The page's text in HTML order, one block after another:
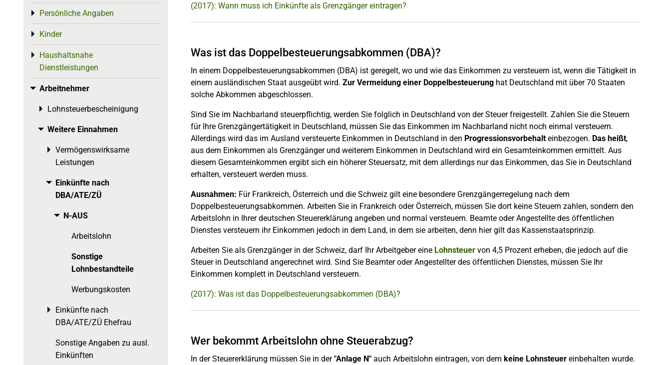
(2017): Wann muss ich Einkünfte als Grenzgänger eintragen?
Was ist das Doppelbesteuerungsabkommen (DBA)?
In einem Doppelbesteuerungsabkommen (DBA) ist geregelt, wo und wie das Einkommen zu versteuern ist, wenn die Tätigkeit in
einem ausländischen Staat ausgeübt wird. Zur Vermeidung einer Doppelbesteuerung hat Deutschland mit über 70 Staaten
solche Abkommen abgeschlossen.
Sind Sie im Nachbarland steuerpflichtig, werden Sie folglich in Deutschland von der Steuer freigestellt. Zahlen Sie die Steuern
für Ihre Grenzgängertätigkeit in Deutschland, müssen Sie das Einkommen im Nachbarland nicht noch einmal versteuern.
Allerdings wird das im Ausland versteuerte Einkommen in Deutschland in den Progressionsvorbehalteinbezogen. Das heißt,
aus dem Einkommen als Grenzgänger und weiterem Einkommen in Deutschland wird ein Gesamteinkommen ermittelt. Aus
diesem Gesamteinkommen ergibt sich ein höherer Steuersatz, mit dem allerdings nur das Einkommen, das Sie in Deutschland
erhalten, versteuert werden muss.
Ausnahmen: Für Frankreich, Österreich und die Schweiz gilt eine besondere Grenzgängerregelung nach dem
Doppelbesteuerungsabkommen. Arbeiten Sie in Frankreich oder Österreich, müssen Sie dort keine Steuern zahlen, sondern den
Arbeitslohn in Ihrer deutschen Steuererklärung angeben und normal versteuern. Beamte oder Angestellte des öffentlichen
Dienstes versteuern ihr Einkommen jedoch in dem Land, in dem sie arbeiten, denn hier gilt das Kassenstaatsprinzip.
Arbeiten Sie als Grenzgänger in der Schweiz, darf Ihr Arbeitgeber eine Lohnsteuer von 4,5 Prozent erheben, die jedoch auf die
Steuer in Deutschland angerechnet wird. Sind Sie Beamter oder Angestellter des öffentlichen Dienstes, müssen Sie Ihr
Einkommen komplett in Deutschland versteuern.
(2017): Was ist das Doppelbesteuerungsabkommen (DBA)?
Wer bekommt Arbeitslohn ohne Steuerabzug?
In der Steuererklärung müssen Sie in der"Anlage N" auch Arbeitslohn eintragen, von dem keine Lohnsteuer einbehalten wurde.
Persönliche Angaben
Toggle menu
Kinder
Toggle menu
Haushaltsnahe
Dienstleistungen
Toggle menu
Arbeitnehmer
Toggle menu
Lohnsteuerbescheinigung
Toggle menu
Weitere Einnahmen
Toggle menu
Vermögenswirksame
Leistungen
Toggle menu
Einkünfte nach
DBA/ATE/ZÜ
Toggle menu
N-AUS
Toggle menu
Arbeitslohn
Sonstige
Lohnbestandteile
Werbungskosten
Einkünfte nach
DBA/ATE/ZÜ Ehefrau
Toggle menu
Sonstige Angaben zu ausl.
Einkünften